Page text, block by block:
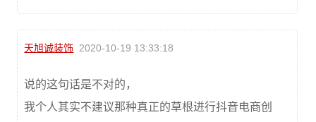
天旭诚装饰 2020-10-19 13:33:18
说的这句话是不对的，
我个人其实不建议那种真正的草根进行抖音电商创